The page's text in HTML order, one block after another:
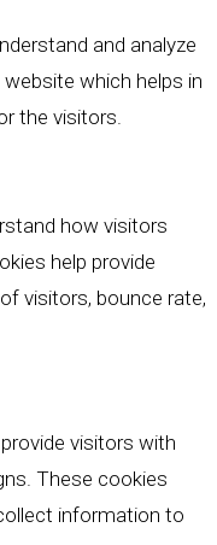
and analyze
which helps in
the visitors.
how visitors
help provide
visitors, bounce rate,
visitors with
These cookies
information to